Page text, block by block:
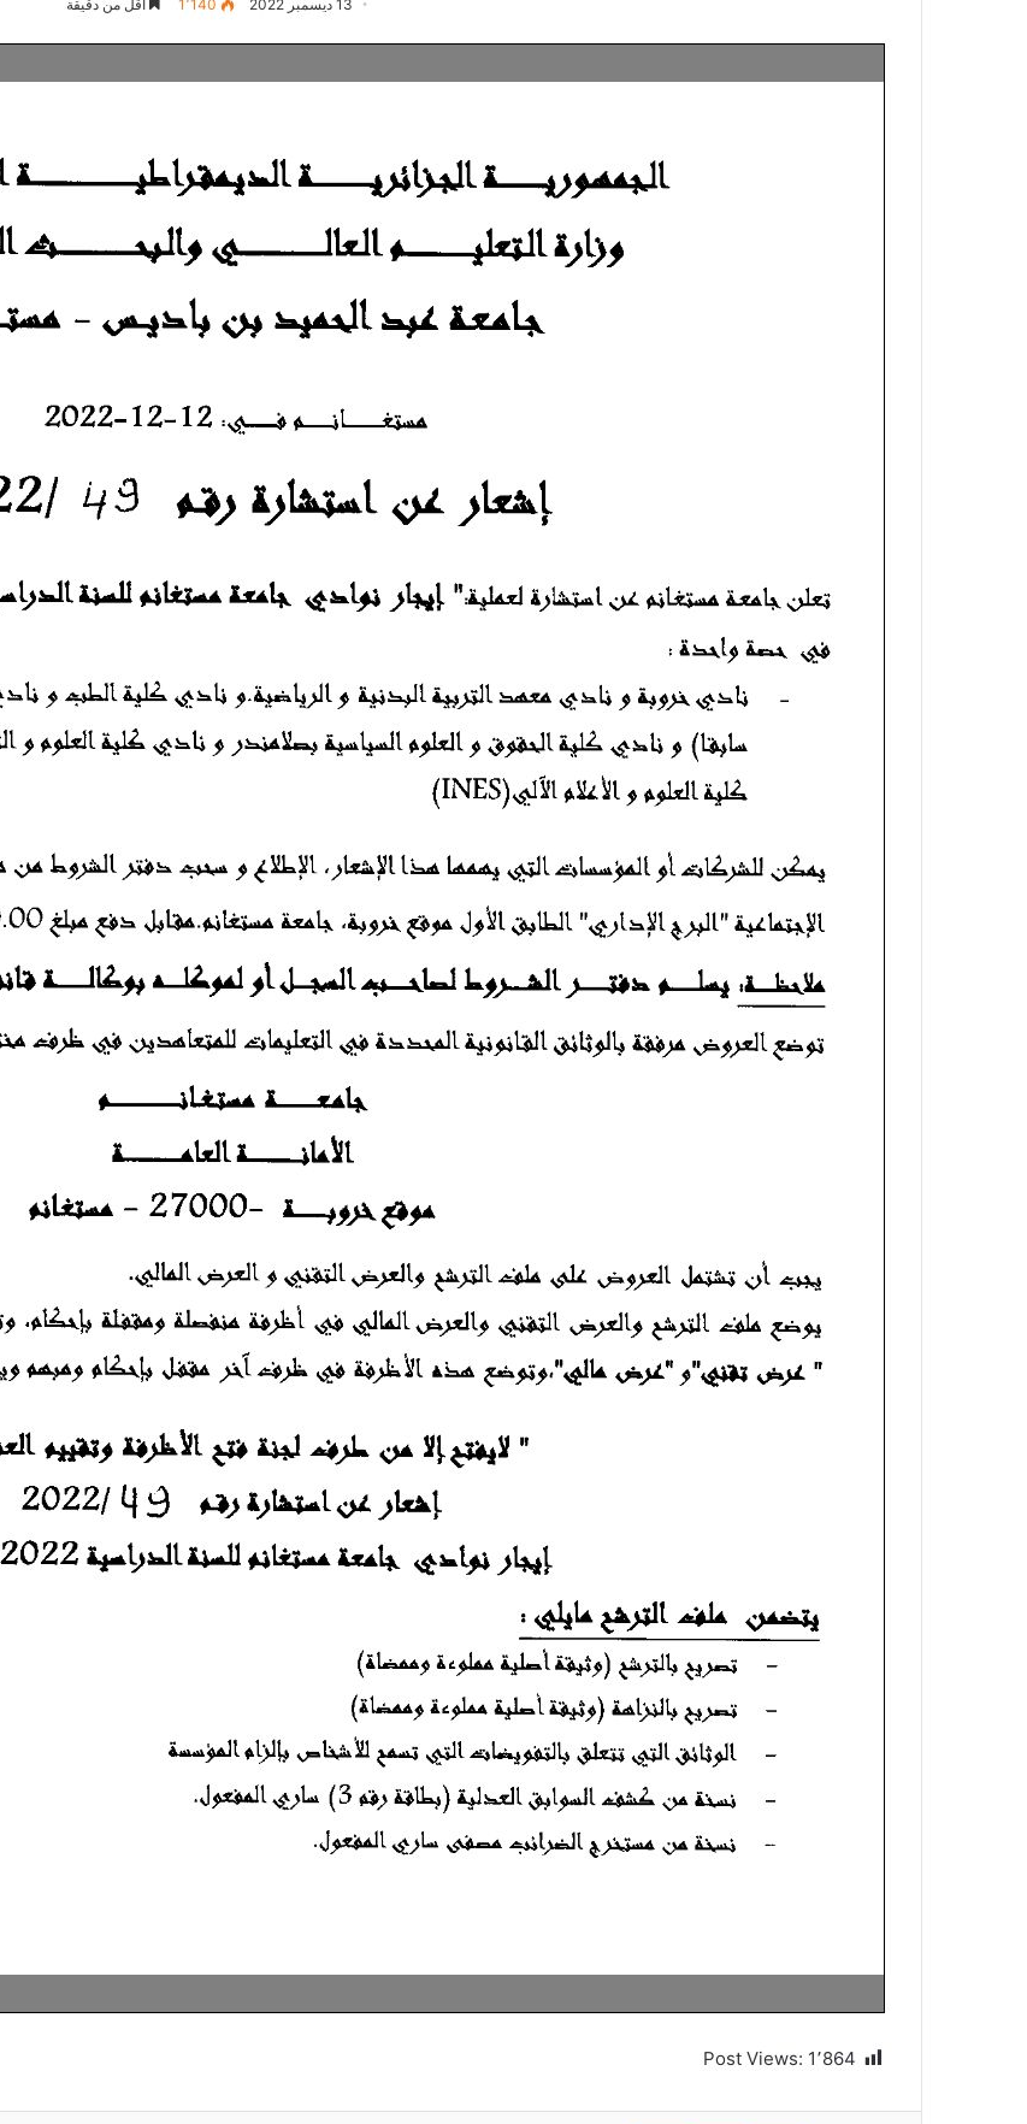
13 ديسمبر 2022 1٬140 أقل من دقيقة
Post Views: 1٬864